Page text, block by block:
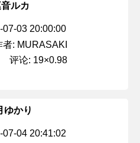
ルカ
03 20:00:00
者: MURASAKI
评论: 19×0.98
ゆかり
04 20:41:02